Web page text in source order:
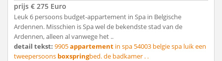
prijs € 275 Euro
Leuk 6 persoons budget-appartement in Spa in Belgische
Ardennen. Misschien is Spa wel de bekendste stad van de
Ardennen, alleen al vanwege het ..
detail tekst: 9905appartement in spa 54003 belgie spa luik een
tweepersoons boxspringbed. de badkamer . .